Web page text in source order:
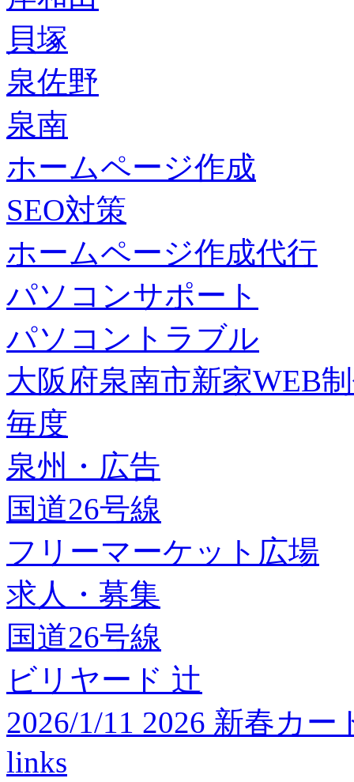
貝塚
泉佐野
泉南
ホームページ作成
SEO対策
ホームページ作成代行
パソコンサポート
パソコントラブル
大阪府泉南市新家WEB
毎度
泉州・広告
国道26号線
フリーマーケット広場
求人・募集
国道26号線
ビリヤード 辻
2026/1/11 2026 新春カ
links